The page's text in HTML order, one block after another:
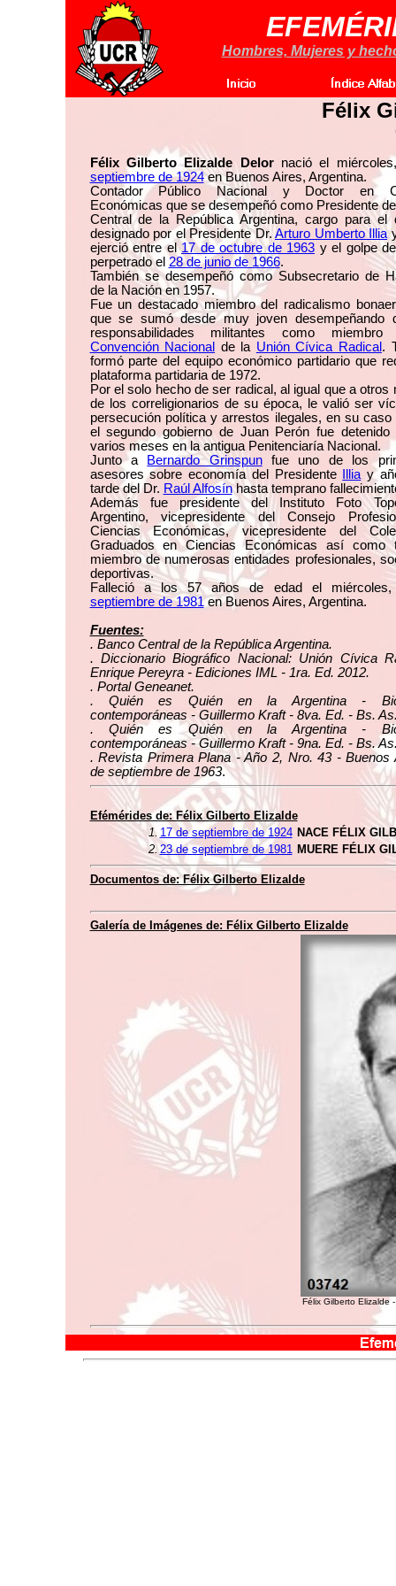
Hombres, Mujeres y
Félix
Félix Gilberto Elizalde Delornació el
septiembre de 1924en Buenos Aires, Argentina.
Contador Público Nacional y Doctor en
Económicas que se desempeñó como Presidente
Central de la República Argentina, cargo para el
designado por el Presidente Dr. Arturo Umberto Illia
ejerció entre el17 de octubre de 1963 y el golpe
perpetrado el 28 de junio de 1966.
También se desempeñó como Subsecretario de
de la Nación en 1957.
Fue un destacado miembro del radicalismo
que se sumó desde muy joven desempeñando
responsabilidades militantes como
Convención Nacional
de la Unión Cívica Radical .
formó parte del equipo económico partidario que
plataforma partidaria de 1972.
Por el solo hecho de ser radical, al igual que a otros
de los correligionarios de su época, le valió ser
persecución política y arrestos ilegales, en su caso
el segundo gobierno de Juan Perón fue detenido
varios meses en la antigua Penitenciaría Nacional.
Junto a
Bernardo Grinspunfue uno de los
asesores sobre economía del Presidente
Illia y
tarde del Dr. Raúl Alfosínhasta temprano
Además fue presidente del Instituto Foto
Argentino, vicepresidente del Consejo
Ciencias Económicas, vicepresidente del
Graduados en Ciencias Económicas así como
miembro de numerosas entidades profesionales,
deportivas.
Falleció a los 57 años de edad el
septiembre de 1981en Buenos Aires, Argentina.
Fuentes:
. Banco Central de la República Argentina.
. Diccionario Biográfico Nacional: Unión Cívica
Enrique Pereyra - Ediciones IML - 1ra. Ed. 2012.
. Portal Geneanet.
. Quién es Quién en la Argentina -
contemporáneas - Guillermo Kraft - 8va. Ed. - Bs.
. Quién es Quién en la Argentina -
contemporáneas - Guillermo Kraft - 9na. Ed. - Bs.
. Revista Primera Plana - Año 2, Nro. 43 - Buenos
de septiembre de 1963.
Efémérides de: Félix Gilberto Elizalde
1. 17 de septiembre de 1924 NACE FÉLIX
2.23 de septiembre de 1981 MUERE FÉLIX
Documentos de: Félix Gilberto Elizalde
Galería de Imágenes de: Félix Gilberto Elizalde
Félix Gilberto Elizalde